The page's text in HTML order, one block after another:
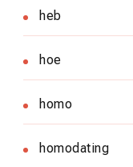
heb
hoe
homo
homodating